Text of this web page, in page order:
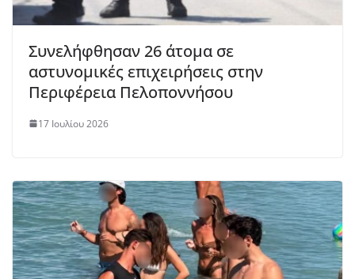
Συνελήφθησαν 26 άτομα σε
αστυνομικές επιχειρήσεις στην
Περιφέρεια Πελοποννήσου
17 Ιουλίου 2026